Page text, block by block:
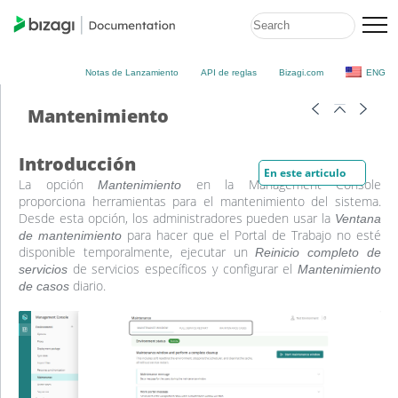
Notas de Lanzamiento API de reglas Bizagi.com ENG